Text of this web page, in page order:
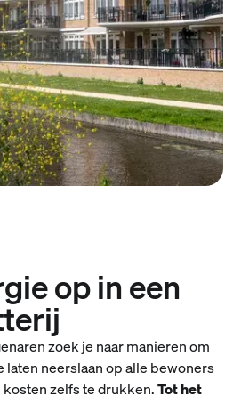
op in een
zoek je naar manieren om
laten neerslaan op alle bewoners
zelfs te drukken.Tot het